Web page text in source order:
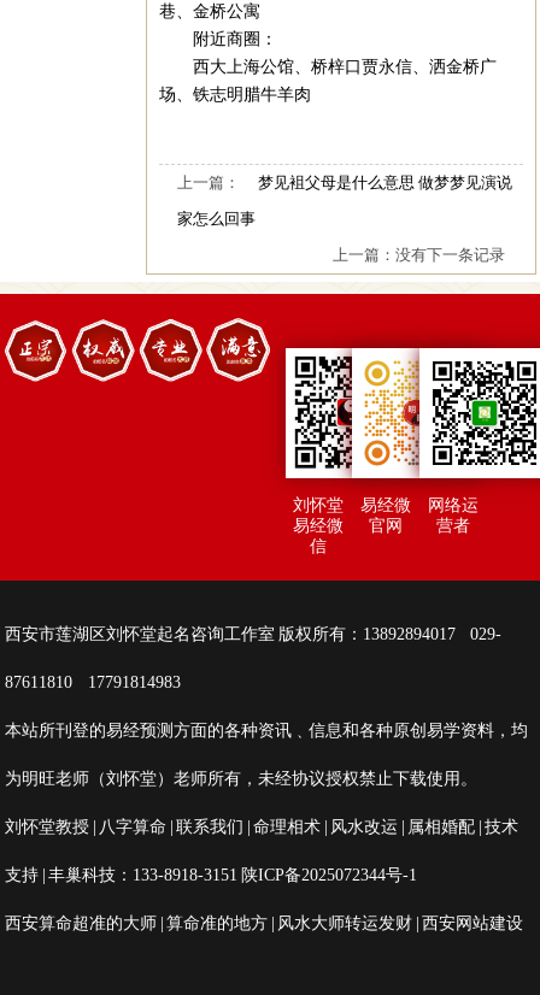
巷、金桥公寓
附近商圈：
西大上海公馆、桥梓口贾永信、洒金桥广
场、铁志明腊牛羊肉
上一篇：
梦见袓父母是什么意思 做梦梦见演说
家怎么回事
上一篇：没有下一条记录
刘怀堂
易经微
信
易经微
官网
网络运
营者
西安市莲湖区刘怀堂起名咨询工作室 版权所有：13892894017 029-
87611810 17791814983
本站所刊登的易经预测方面的各种资讯﹑信息和各种原创易学资料，均
为明旺老师（刘怀堂）老师所有，未经协议授权禁止下载使用。
刘怀堂教授 | 八字算命 |联系我们 |命理相术 | 风水改运 | 属相婚配 |技术
支持 | 丰巢科技：133-8918-3151 陕ICP备2025072344号-1
西安算命超准的大师 |算命准的地方 | 风水大师转运发财 |西安网站建设